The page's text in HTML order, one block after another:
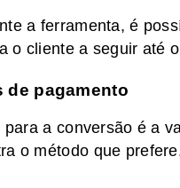
a ferramenta, é
o cliente a seguir até
de pagamento
a conversão é a
o método que